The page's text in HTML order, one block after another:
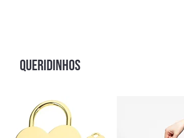
QUERIDINHOS